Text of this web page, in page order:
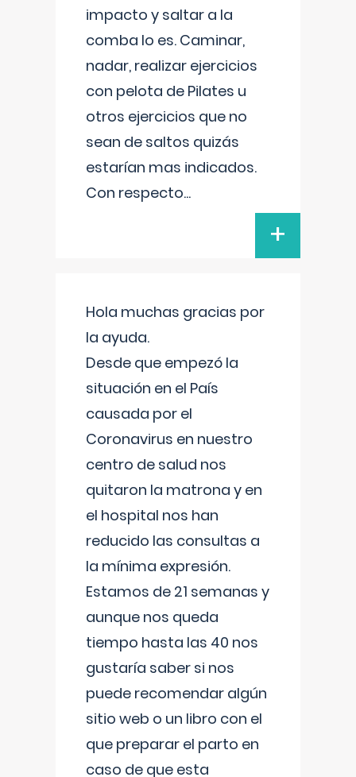
impacto y saltar a la
comba lo es. Caminar,
nadar, realizar ejercicios
con pelota de Pilates u
otros ejercicios que no
sean de saltos quizás
estarían mas indicados.
Con respecto...
+
Hola muchas gracias por
la ayuda.
Desde que empezó la
situación en el País
causada por el
Coronavirus en nuestro
centro de salud nos
quitaron la matrona y en
el hospital nos han
reducido las consultas a
la mínima expresión.
Estamos de 21 semanas y
aunque nos queda
tiempo hasta las 40 nos
gustaría saber si nos
puede recomendar algún
sitio web o un libro con el
que preparar el parto en
caso de que esta